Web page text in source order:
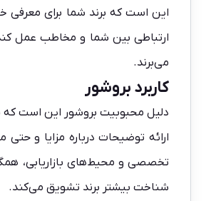
این است که برند شما برای معرفی
ارتباطی بین شما و مخاطب عمل کند.
می‌برند.
کاربرد بروشور
دلیل محبوبیت بروشور این است که
تخصصی و محیط‌های بازاریابی،
شناخت بیشتر برند تشویق می‌کند.